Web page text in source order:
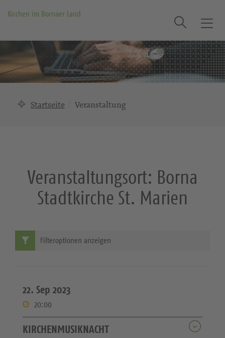
Kirchen im Bornaer Land
T
o
g
g
l
Suche
Startseite Veranstaltung
Veranstaltungsort: Borna
Stadtkirche St. Marien
22. Sep 2023
20:00
KIRCHENMUSIKNACHT
Filteroptionen anzeigen